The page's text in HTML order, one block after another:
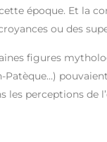
époque. Et la
ou des
figures
Patèque…)
les perceptions de